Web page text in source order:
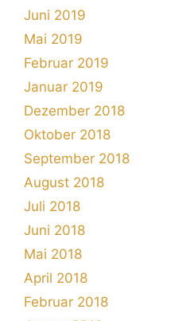
Juni 2019
Mai 2019
Februar 2019
Januar 2019
Dezember 2018
Oktober 2018
September 2018
August 2018
Juli 2018
Juni 2018
Mai 2018
April 2018
Februar 2018